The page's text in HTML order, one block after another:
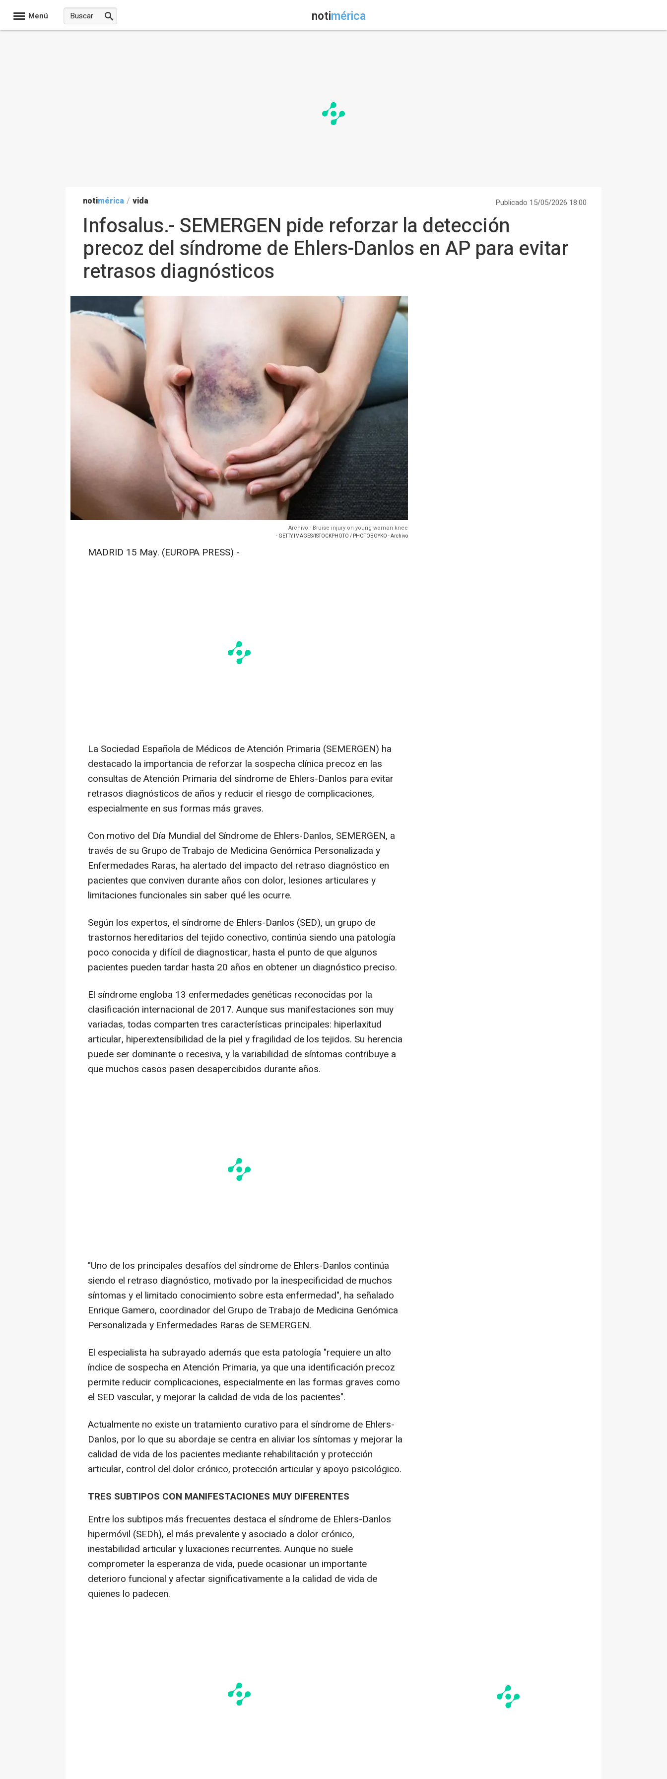
Menú notimérica
notimérica / vida Publicado 15/05/2026 18:00
Infosalus.- SEMERGEN pide reforzar la detección
precoz del síndrome de Ehlers-Danlos en AP para evitar
retrasos diagnósticos
Archivo - Bruise injury on young woman knee
- GETTY IMAGES/ISTOCKPHOTO / PHOTOBOYKO - Archivo
MADRID 15 May. (EUROPA PRESS) -
La Sociedad Española de Médicos de Atención Primaria (SEMERGEN) ha
destacado la importancia de reforzar la sospecha clínica precoz en las
consultas de Atención Primaria del síndrome de Ehlers-Danlos para evitar
retrasos diagnósticos de años y reducir el riesgo de complicaciones,
especialmente en sus formas más graves.
Con motivo del Día Mundial del Síndrome de Ehlers-Danlos, SEMERGEN, a
través de su Grupo de Trabajo de Medicina Genómica Personalizada y
Enfermedades Raras, ha alertado del impacto del retraso diagnóstico en
pacientes que conviven durante años con dolor, lesiones articulares y
limitaciones funcionales sin saber qué les ocurre.
Según los expertos, el síndrome de Ehlers-Danlos (SED), un grupo de
trastornos hereditarios del tejido conectivo, continúa siendo una patología
poco conocida y difícil de diagnosticar, hasta el punto de que algunos
pacientes pueden tardar hasta 20 años en obtener un diagnóstico preciso.
El síndrome engloba 13 enfermedades genéticas reconocidas por la
clasificación internacional de 2017. Aunque sus manifestaciones son muy
variadas, todas comparten tres características principales: hiperlaxitud
articular, hiperextensibilidad de la piel y fragilidad de los tejidos. Su herencia
puede ser dominante o recesiva, y la variabilidad de síntomas contribuye a
que muchos casos pasen desapercibidos durante años.
"Uno de los principales desafíos del síndrome de Ehlers-Danlos continúa
siendo el retraso diagnóstico, motivado por la inespecificidad de muchos
síntomas y el limitado conocimiento sobre esta enfermedad", ha señalado
Enrique Gamero, coordinador del Grupo de Trabajo de Medicina Genómica
Personalizada y Enfermedades Raras de SEMERGEN.
El especialista ha subrayado además que esta patología "requiere un alto
índice de sospecha en Atención Primaria, ya que una identificación precoz
permite reducir complicaciones, especialmente en las formas graves como
el SED vascular, y mejorar la calidad de vida de los pacientes".
Actualmente no existe un tratamiento curativo para el síndrome de Ehlers-
Danlos, por lo que su abordaje se centra en aliviar los síntomas y mejorar la
calidad de vida de los pacientes mediante rehabilitación y protección
articular, control del dolor crónico, protección articular y apoyo psicológico.
TRES SUBTIPOS CON MANIFESTACIONES MUY DIFERENTES
Entre los subtipos más frecuentes destaca el síndrome de Ehlers-Danlos
hipermóvil (SEDh), el más prevalente y asociado a dolor crónico,
inestabilidad articular y luxaciones recurrentes. Aunque no suele
comprometer la esperanza de vida, puede ocasionar un importante
deterioro funcional y afectar significativamente a la calidad de vida de
quienes lo padecen.